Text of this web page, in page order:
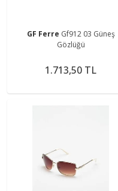
GF Ferre Gf912 03 Güneş
Gözlüğü
1.713,50 TL